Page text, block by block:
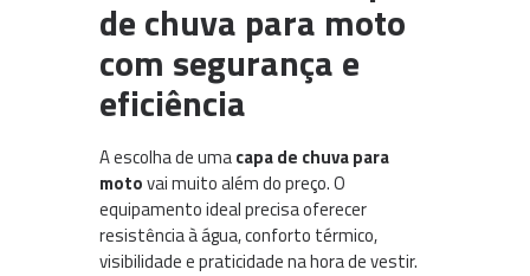
de chuva para moto
com segurança e
eficiência
A escolha de umacapa de chuva para
motovai muito além do preço. O
equipamento ideal precisa oferecer
resistência à água, conforto térmico,
visibilidade e praticidade na hora de vestir.